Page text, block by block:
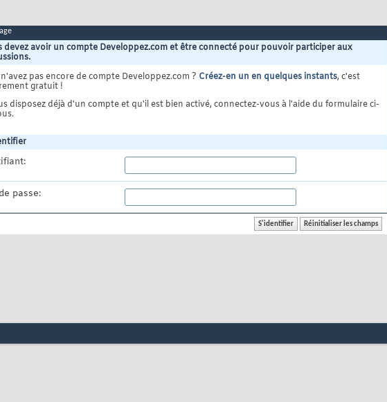
devez avoir un compte Developpez.com et être connecté pour pouvoir participer aux
pas encore de compte Developpez.com ? Créez-en un en quelques instants, c'est
gratuit !
disposez déjà d'un compte et qu'il est bien activé, connectez-vous à l'aide du formulaire ci-
passe: